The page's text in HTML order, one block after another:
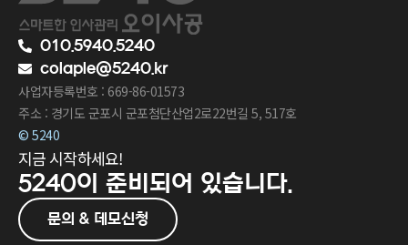
010.5940.5240
colaple@5240.kr
사업자등록번호 : 669-86-01573
주소 : 경기도 군포시 군포첨단산업2로22번길 5, 517호
© 5240
지금 시작하세요!
5240이 준비되어 있습니다.
문의 & 데모신청